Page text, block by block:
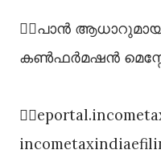
👉🏻പാൻ
കൺഫർമഷൻ